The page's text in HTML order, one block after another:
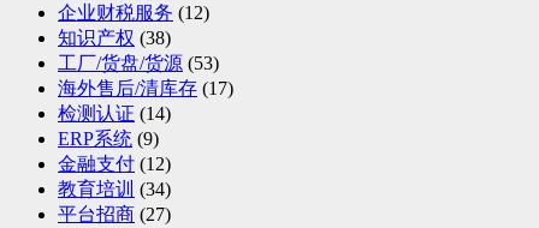
企业财税服务 (12)
知识产权 (38)
工厂/货盘/货源 (53)
海外售后/清库存 (17)
检测认证 (14)
ERP系统 (9)
金融支付 (12)
教育培训 (34)
平台招商 (27)